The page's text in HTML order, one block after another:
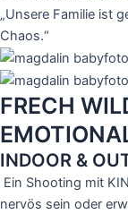
„Unsere Familie ist
Chaos.“​
FRECH
INDOOR &
Ein Shooting mit
nervös sein oder